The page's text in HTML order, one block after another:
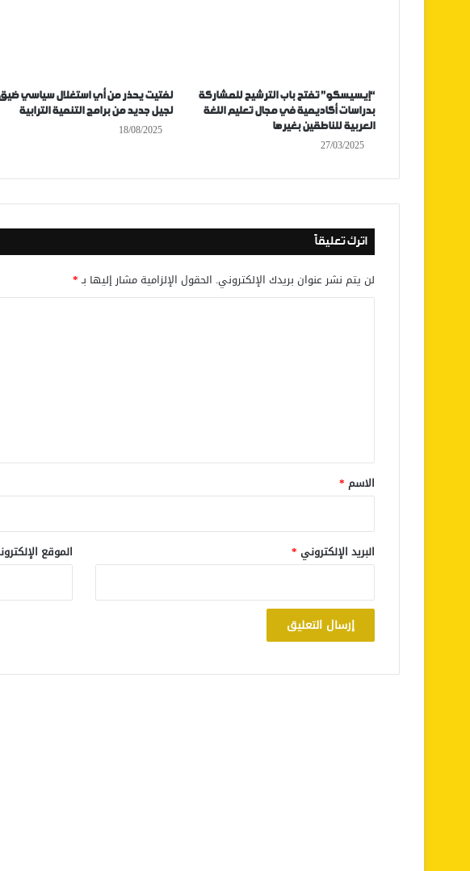
“إيسيسكو” تفتح باب الترشيح للمشاركة
بدراسات أكاديمية في مجال تعليم اللغة
العربية للناطقين بغيرها
27/03/2025
لفتيت يحذر من أي استغلال سياسي
لجيل جديد من برامج التنمية الترابية
18/08/2025
اترك تعليقاً
لن يتم نشر عنوان بريدك الإلكتروني. الحقول الإلزامية مشار إليها بـ*
*
الاسم *
البريد الإلكتروني * الموقع